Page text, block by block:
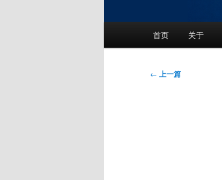
首页 关于
文
← 上一篇